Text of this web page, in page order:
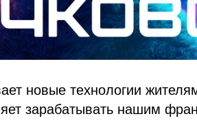
новые технологии
зарабатывать нашим